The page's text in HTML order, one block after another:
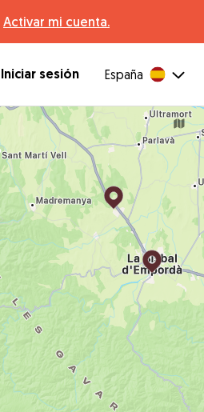
Activar mi cuenta.
Iniciar sesión España